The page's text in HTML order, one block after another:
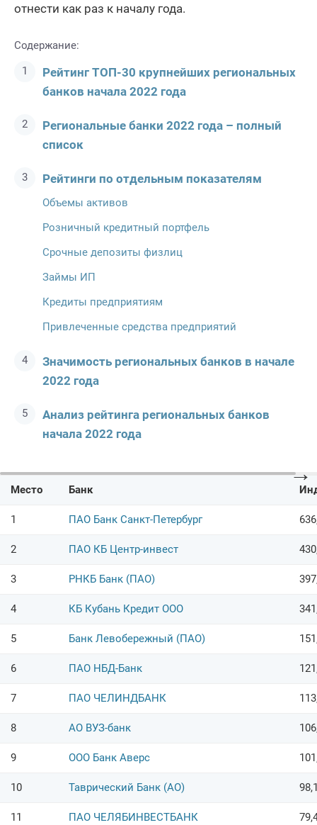
отнести как раз к началу года.
Содержание:
Рейтинг ТОП-30 крупнейших региональных
банков начала 2022 года
Региональные банки 2022 года – полный
список
Рейтинги по отдельным показателям
Объемы активов
Розничный кредитный портфель
Срочные депозиты физлиц
Займы ИП
Кредиты предприятиям
Привлеченные средства предприятий
Значимость региональных банков в начале
2022 года
Анализ рейтинга региональных банков
начала 2022 года
→
Место Банк
1 ПАО Банк Санкт-Петербург
2 ПАО КБ Центр-инвест
3 РНКБ Банк (ПАО)
4 КБ Кубань Кредит ООО
5 Банк Левобережный (ПАО)
6 ПАО НБД-Банк
7 ПАО ЧЕЛИНДБАНК
8 АО ВУЗ-банк
9 ООО Банк Аверс
10 Таврический Банк (АО)
11 ПАО ЧЕЛЯБИНВЕСТБАНК